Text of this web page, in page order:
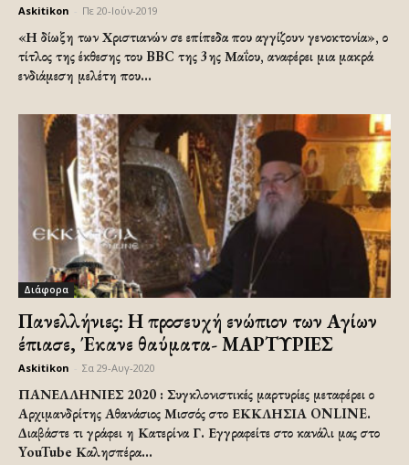
Askitikon Πε 20-Ιούν-2019
«Η δίωξη των Χριστιανών σε επίπεδα που αγγίζουν γενοκτονία», ο
τίτλος της έκθεσης του BBC της 3ης Μαΐου, αναφέρει μια μακρά
ενδιάμεση μελέτη που...
Διάφορα
Πανελλήνιες: Η προσευχή ενώπιον των Αγίων
έπιασε, Έκανε θαύματα- ΜΑΡΤΥΡΙΕΣ
Askitikon Σα 29-Αυγ-2020
ΠΑΝΕΛΛΗΝΙΕΣ 2020 : Συγκλονιστικές μαρτυρίες μεταφέρει ο
Αρχιμανδρίτης Αθανάσιος Μισσός στο ΕΚΚΛΗΣΙΑ ONLINE.
Διαβάστε τι γράφει η Κατερίνα Γ. Εγγραφείτε στο κανάλι μας στο
YouTube Καλησπέρα...